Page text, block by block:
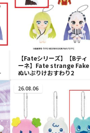
【Fateシリーズ】【Bティ
ーネ】Fate strange Fake
ぬいぷりけおすわり2
26.08.06